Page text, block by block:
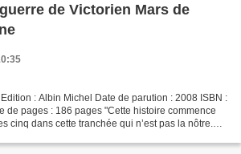
de Victorien Mars de
: Albin Michel Date de parution : 2008 ISBN :
de pages : 186 pages "Cette histoire commence
cinq dans cette tranchée qui n’est pas la nôtre.